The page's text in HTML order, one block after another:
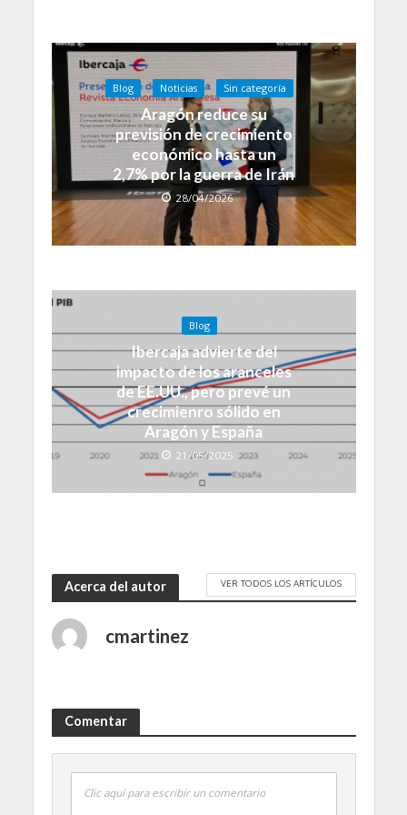
Blog Noticias Sin categoría
Aragón reduce su
previsión de crecimiento
económico hasta un
2,7% por la guerra de Irán
28/04/2026
Blog
Ibercaja advierte del
impacto de los aranceles
de EE.UU., pero prevé un
crecimienro sólido en
Aragón y España
21/05/2025
Acerca del autor VER TODOS LOS ARTÍCULOS
cmartinez
Comentar
Clic aquí para escribir un comentario